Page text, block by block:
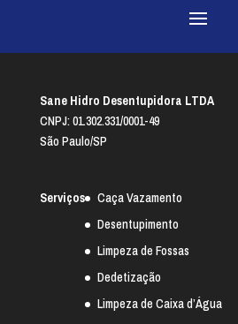
Sane Hidro Desentupidora LTDA
CNPJ: 01.302.331/0001-49
São Paulo/SP
Serviços
Caça Vazamento
Desentupimento
Limpeza de Fossas
Dedetização
Limpeza de Caixa d’Água